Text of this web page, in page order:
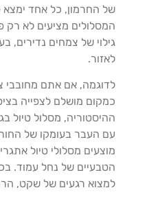
של החרמון, כל אחד
המסלולים מציעים לא רק
גילוי של צמחים נדירים,
לאזור.
לדוגמה, אם אתם מחובבי
כמקום מושלם לצפייה
ההיסטוריה, מסלול טיול
עם העבר בעומקו של
מוצעים מסלולי טיול
הטבעיים של נחל עמוד.
למצוא רגעים של שקט,